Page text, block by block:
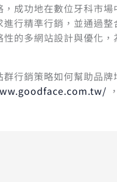
成功地在數位牙科市
行精準行銷，並通過
的多網站設計與優化
行銷策略如何幫助品